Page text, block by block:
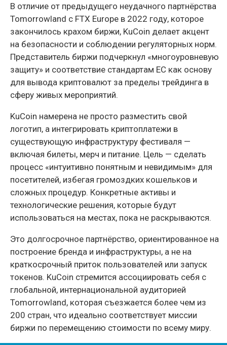
В отличие от предыдущего неудачного партнёрства
Tomorrowland с FTX Europe в 2022 году, которое
закончилось крахом биржи, KuCoin делает акцент
на безопасности и соблюдении регуляторных норм.
Представитель биржи подчеркнул «многоуровневую
защиту» и соответствие стандартам ЕС как основу
для вывода криптовалют за пределы трейдинга в
сферу живых мероприятий.
KuCoin намерена не просто разместить свой
логотип, а интегрировать криптоплатежи в
существующую инфраструктуру фестиваля —
включая билеты, мерч и питание. Цель — сделать
процесс «интуитивно понятным и невидимым» для
посетителей, избегая громоздких кошельков и
сложных процедур. Конкретные активы и
технологические решения, которые будут
использоваться на местах, пока не раскрываются.
Это долгосрочное партнёрство, ориентированное на
построение бренда и инфраструктуры, а не на
краткосрочный приток пользователей или запуск
токенов. KuCoin стремится ассоциировать себя с
глобальной, интернациональной аудиторией
Tomorrowland, которая съезжается более чем из
200 стран, что идеально соответствует миссии
биржи по перемещению стоимости по всему миру.